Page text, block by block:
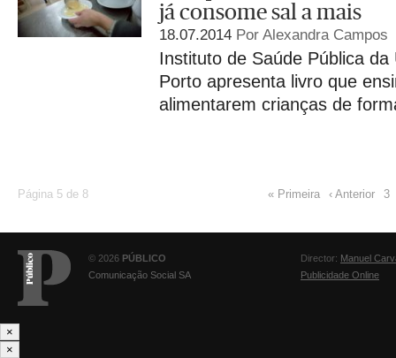
já consome sal a mais
18.07.2014 Por Alexandra Campos
Instituto de Saúde Pública da
Porto apresenta livro que
alimentarem crianças de
Página 5 de 8 « Primeira ‹ Anterior 3
© 2026 PÚBLICO
Comunicação Social SA
Director: Manuel
Publicidade Online
×
×